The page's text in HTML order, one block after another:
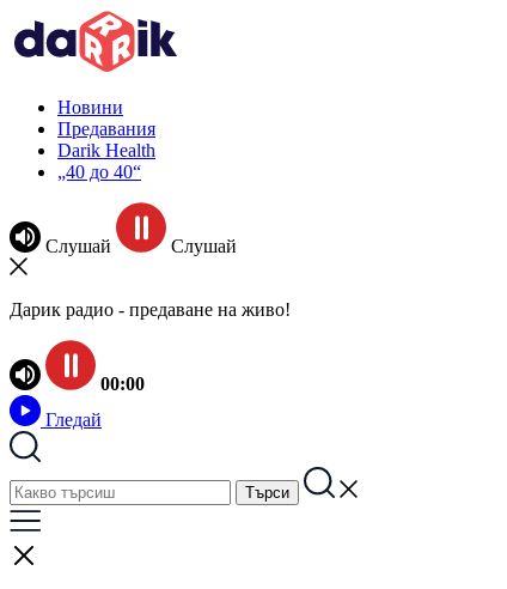
Новини
Предавания
Darik Health
„40 до 40“
Слушай Слушай
Дарик радио - предаване на живо!
00:00
Гледай